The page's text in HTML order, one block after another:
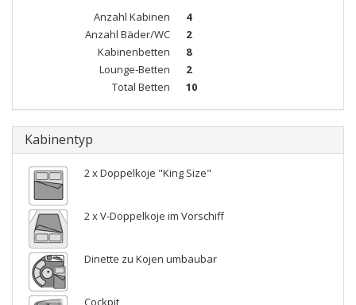
Anzahl Kabinen
4
Anzahl Bäder/WC
2
Kabinenbetten
8
Lounge-Betten
2
Total Betten
10
Kabinentyp
2 x Doppelkoje "King Size"
2 x V-Doppelkoje im Vorschiff
Dinette zu Kojen umbaubar
Cockpit